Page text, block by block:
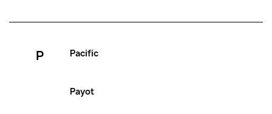
P Pacific
Payot